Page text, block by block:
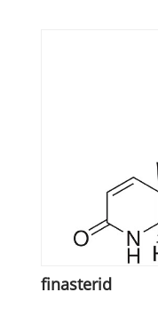
finasterid